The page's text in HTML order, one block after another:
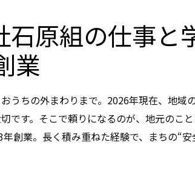
石原組の仕事と
業
うちの外まわりまで。2026年現在、地域
です。そこで頼りになるのが、地元のこ
年創業。長く積み重ねた経験で、まちの“